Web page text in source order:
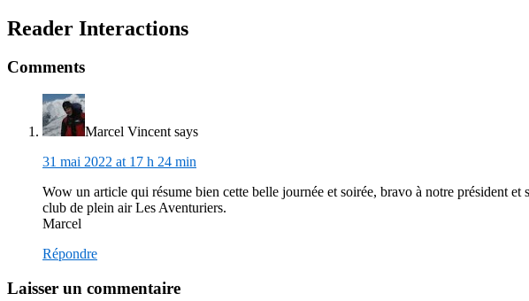
Reader Interactions
Comments
Marcel Vincent says
31 mai 2022 at 17 h 24 min
Wow un article qui résume bien cette belle journée et soirée, bravo à notre président
club de plein air Les Aventuriers.
Marcel
Répondre
Laisser un commentaire